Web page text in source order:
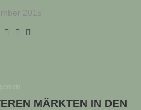
2015
MÄRKTEN IN DEN